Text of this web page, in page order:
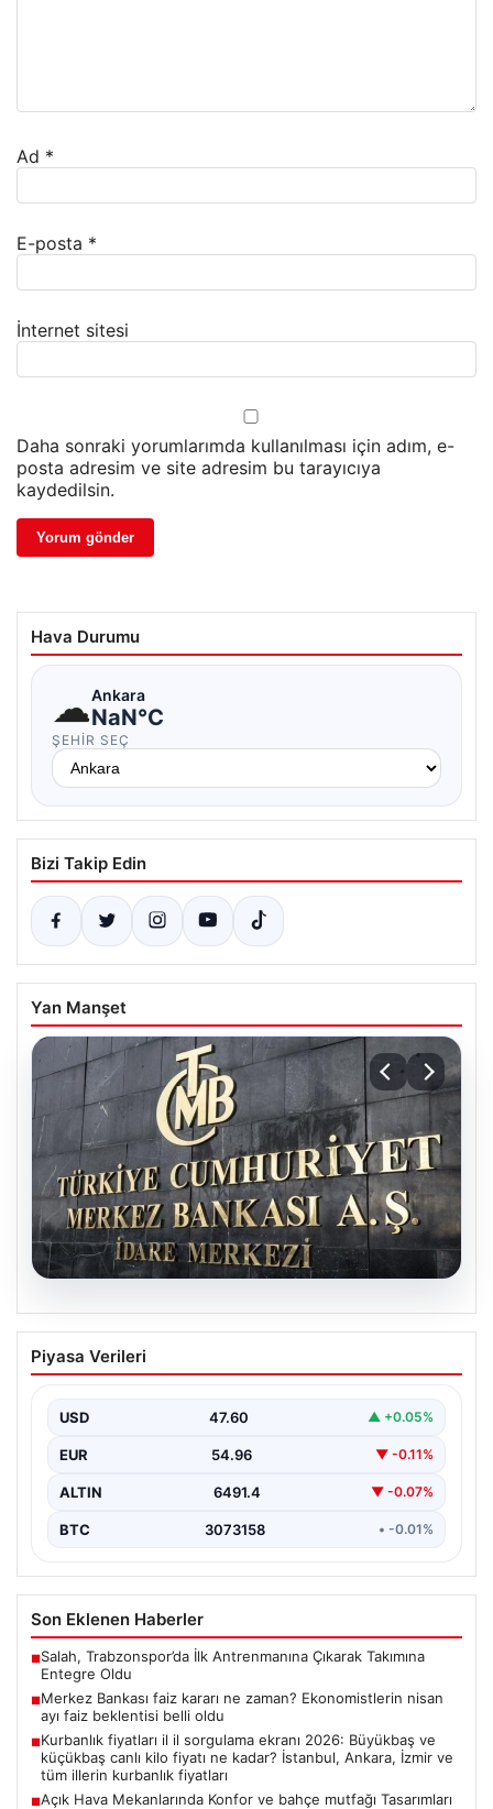
Ad *
E-posta *
İnternet sitesi
Daha sonraki yorumlarımda kullanılması için adım, e-
posta adresim ve site adresim bu tarayıcıya
kaydedilsin.
Hava Durumu
☁Ankara
NaN°C
ŞEHIR SEÇ
Bizi Takip Edin
Yan Manşet
Merkez Bankası faiz kararı ne zaman?
Ekonomistlerin nisan ayı faiz beklentisi
Piyasa Verileri
USD 47.60 ▲ +0.05%
EUR 54.96 ▼ -0.11%
ALTIN 6491.4 ▼ -0.07%
BTC 3073158 • -0.01%
Son Eklenen Haberler
■Salah, Trabzonspor’da İlk Antrenmanına Çıkarak Takımına
Entegre Oldu
■Merkez Bankası faiz kararı ne zaman? Ekonomistlerin nisan
ayı faiz beklentisi belli oldu
■Kurbanlık fiyatları il il sorgulama ekranı 2026: Büyükbaş ve
küçükbaş canlı kilo fiyatı ne kadar? İstanbul, Ankara, İzmir ve
tüm illerin kurbanlık fiyatları
■Açık Hava Mekanlarında Konfor ve bahçe mutfağı Tasarımları